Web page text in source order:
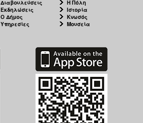
Διαβουλεύσεις
Εκδηλώσεις
Ο Δήμος
Υπηρεσίες
Η Πόλη
Ιστορία
Κνωσός
Μουσεία